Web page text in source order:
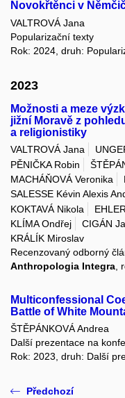
Novokřtěnci v
VALTROVÁ Jana
Popularizační texty
Rok: 2024, druh:
2023
Možnosti a meze
jižní Moravě z
a religionistiky
VALTROVÁ Jana
PĚNIČKA Robin
MACHÁŇOVÁ Veronika
SALESSE Kévin Alexis
KOKTAVÁ Nikola
KLÍMA Ondřej
CIGÁN
KRÁLÍK Miroslav
Recenzovaný odborný
Anthropologia Integra
Multiconfessional
Battle of White
ŠTĚPÁNKOVÁ Andrea
Další prezentace na
Rok: 2023, druh: Další
Předchozí